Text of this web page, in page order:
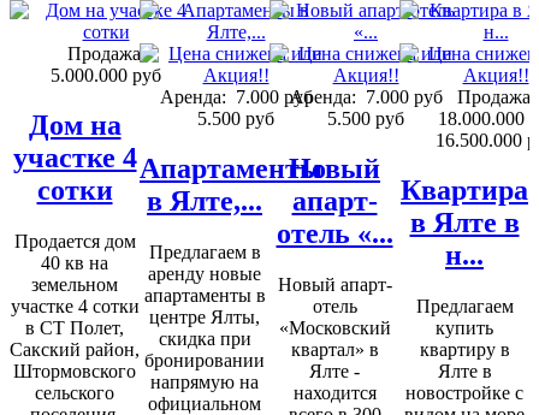
Продажа:
5.000.000 руб
Дом на
участке 4
сотки
Продается дом
40 кв на
земельном
участке 4 сотки
в СТ Полет,
Сакский район,
Штормовского
сельского
Аренда: 7.000 руб
5.500 руб
Апартаменты
в Ялте,...
Предлагаем в
аренду новые
апартаменты в
центре Ялты,
скидка при
бронировании
напрямую на
официальном
Аренда: 7.000 руб
5.500 руб
Новый
апарт-
отель «...
Новый апарт-
отель
«Московский
квартал» в
Ялте -
находится
Продажа:
18.000.000
16.500.000
Квартира
в Ялте в
н...
Предлагаем
купить
квартиру в
Ялте в
новостройке с